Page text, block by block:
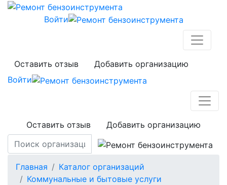
Войти
Оставить отзыв
Добавить организацию
Войти
Оставить отзыв Добавить организацию
Главная
Каталог организаций
Коммунальные и бытовые услуги